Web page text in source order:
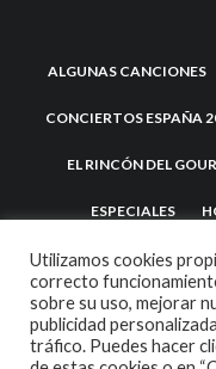
ALGUNAS CANCIONES
CONCIERTOS ESPAÑA
EL RINCÓN DEL
ESPECIALES
LA TRASTIENDA MIS
REVIEWS
Utilizamos cookies
correcto
sobre su uso, mejorar
publicidad
tráfico. Puedes hacer